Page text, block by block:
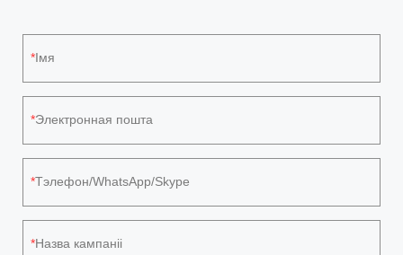
Імя
Электронная пошта
Тэлефон/WhatsApp/Skype
Назва кампаніі